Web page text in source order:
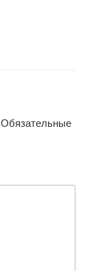
Обязательные